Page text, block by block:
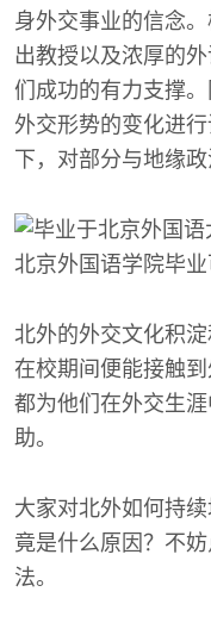
身外交事业的信念
出教授以及浓厚的
们成功的有力支撑
外交形势的变化进
下，对部分与地缘
北外的外交文化积
在校期间便能接触
都为他们在外交生
助。
大家对北外如何持
竟是什么原因？不
法。